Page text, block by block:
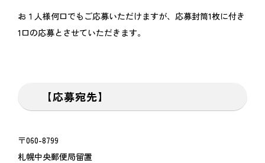
お１人様何口でもご応募いただけますが、応募封筒1枚に付き
1口の応募とさせていただきます。
【応募宛先】
〒060-8799
札幌中央郵便局留置